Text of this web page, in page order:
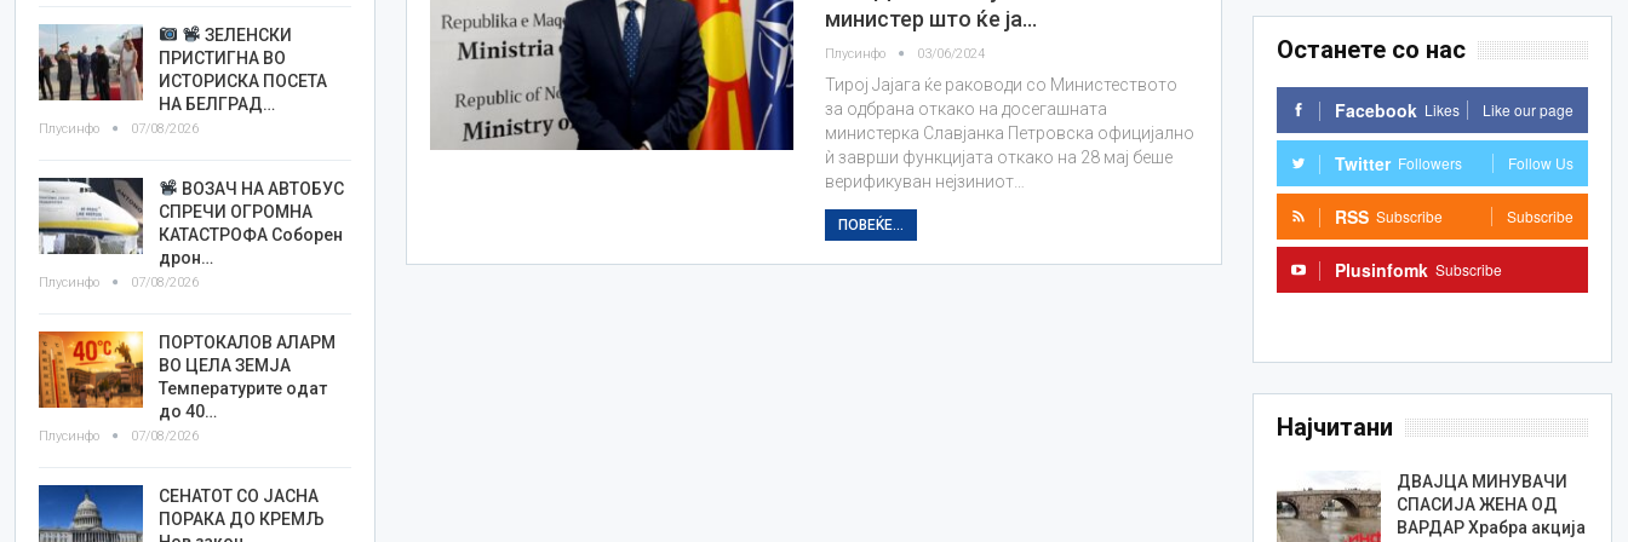
министер што ќе ја…
Плусинфо 03/06/2024
Тирој Јајага ќе раководи со Министеството
за одбрана откако на досегашната
министерка Славјанка Петровска официјално
ѝ заврши функцијата откако на 28 мај беше
верификуван нејзиниот…
ПОВЕЌЕ...
Останете со нас
Facebook Likes Like our page
Twitter Followers Follow Us
RSS Subscribe Subscribe
Plusinfomk Subscribe
Најчитани
ДВАЈЦА МИНУВАЧИ
СПАСИЈА ЖЕНА ОД
ВАРДАР Храбра акција
ЗЕЛЕНСКИ
ПРИСТИГНА ВО
ИСТОРИСКА ПОСЕТА
НА БЕЛГРАД…
Плусинфо 07/08/2026
ВОЗАЧ НА АВТОБУС
СПРЕЧИ ОГРОМНА
КАТАСТРОФА Соборен
дрон…
Плусинфо 07/08/2026
ПОРТОКАЛОВ АЛАРМ
ВО ЦЕЛА ЗЕМЈА
Температурите одат
до 40…
Плусинфо 07/08/2026
СЕНАТОТ СО ЈАСНА
ПОРАКА ДО КРЕМЉ